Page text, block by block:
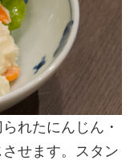
れたにんじん・
せます。スタン